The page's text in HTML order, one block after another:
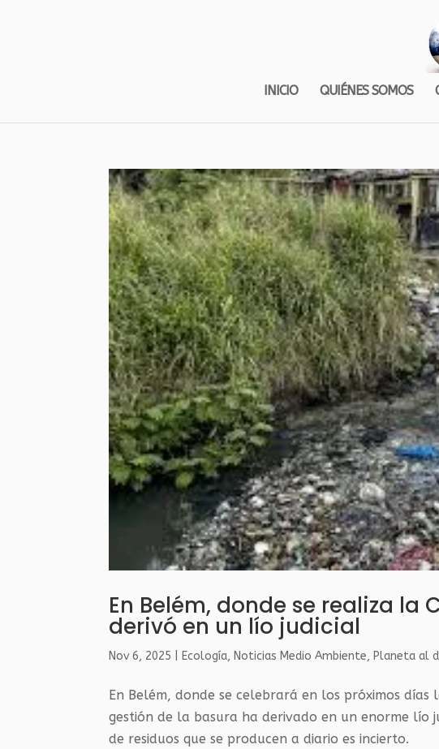
INICIO QUIÉNES SOMOS
En Belém, donde se realiza la
derivó en un lío judicial
Nov 6, 2025 Ecología, Noticias Medio Ambiente, Planeta al
En Belém, donde se celebrará en los próximos días
gestión de la basura ha derivado en un enorme lío
de residuos que se producen a diario es incierto.